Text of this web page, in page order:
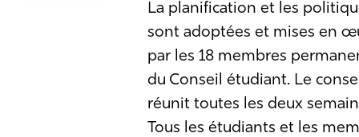
La planification et les
sont adoptées et mises en
par les 18 membres
du Conseil étudiant. Le
réunit toutes les deux
Tous les étudiants et les